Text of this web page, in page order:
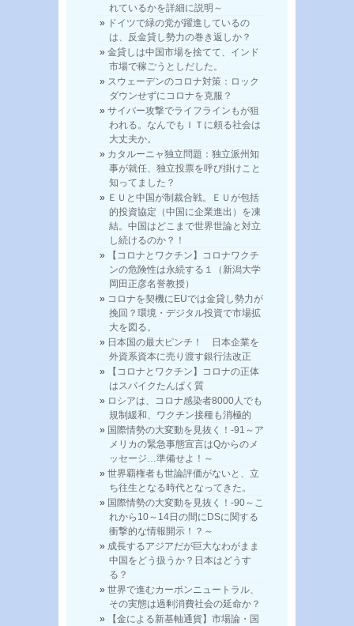
れているかを詳細に説明～
ドイツで緑の党が躍進しているの
は、反金貸し勢力の巻き返しか？
金貸しは中国市場を捨てて、インド
市場で稼ごうとしだした。
スウェーデンのコロナ対策：ロック
ダウンせずにコロナを克服？
サイバー攻撃でライフラインもが狙
われる。なんでもＩＴに頼る社会は
大丈夫か。
カタルーニャ独立問題：独立派州知
事が就任、独立投票を呼び掛けこと
知ってました？
ＥＵと中国が制裁合戦。ＥＵが包括
的投資協定（中国に企業進出）を凍
結。中国はどこまで世界世論と対立
し続けるのか？！
【コロナとワクチン】コロナワクチ
ンの危険性は永続する１（新潟大学
岡田正彦名誉教授）
コロナを契機にEUでは金貸し勢力が
挽回？環境・デジタル投資で市場拡
大を図る。
日本国の最大ピンチ！ 日本企業を
外資系資本に売り渡す銀行法改正
【コロナとワクチン】コロナの正体
はスパイクたんぱく質
ロシアは、コロナ感染者8000人でも
規制緩和、ワクチン接種も消極的
国際情勢の大変動を見抜く！-91～ア
メリカの緊急事態宣言はQからのメ
ッセージ…準備せよ！～
世界覇権者も世論評価がないと、立
ち往生となる時代となってきた。
国際情勢の大変動を見抜く！-90～こ
れから10～14日の間にDSに関する
衝撃的な情報開示！？～
成長するアジアだが巨大なわがまま
中国をどう扱うか？日本はどうす
る？
世界で進むカーボンニュートラル、
その実態は過剰消費社会の延命か？
【金による新基軸通貨】市場論・国